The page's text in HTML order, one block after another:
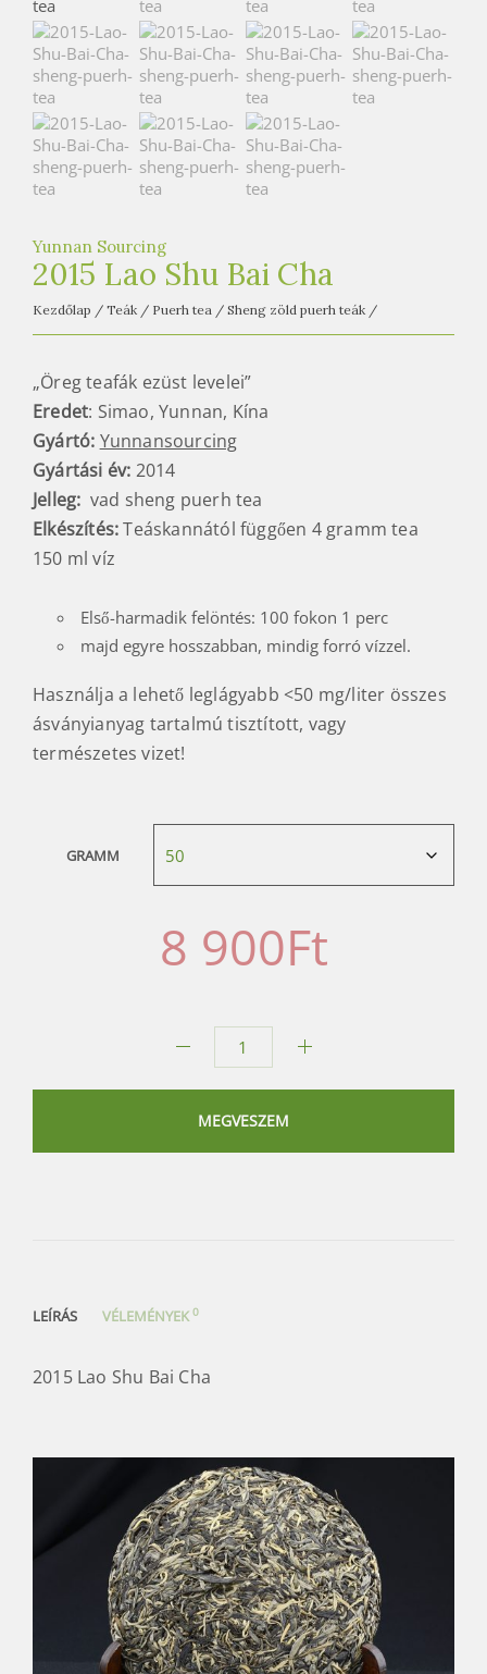
t
e
a
h
á
z
Yunnan Sourcing
2015 Lao Shu Bai Cha
Kezdőlap / Teák / Puerh tea / Sheng zöld puerh teák /
„Öreg teafák ezüst levelei”
Eredet: Simao, Yunnan, Kína
Gyártó: Yunnansourcing
Gyártási év: 2014
Jelleg: vad sheng puerh tea
Elkészítés:Teáskannától függően 4 gramm tea
150 ml víz
Első-harmadik felöntés: 100 fokon 1 perc
majd egyre hosszabban, mindig forró vízzel.
Használja a lehető leglágyabb <50 mg/liter összes
ásványianyag tartalmú tisztított, vagy
természetes vizet!
GRAMM
8 900Ft
Cha
MEGVESZEM
LEÍRÁS VÉLEMÉNYEK0
2015 Lao Shu Bai Cha